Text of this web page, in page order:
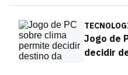
Jogo de
decidir